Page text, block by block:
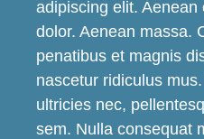
adipiscing elit.
dolor. Aenean massa.
penatibus et magnis
nascetur ridiculus
ultricies nec,
sem. Nulla consequat